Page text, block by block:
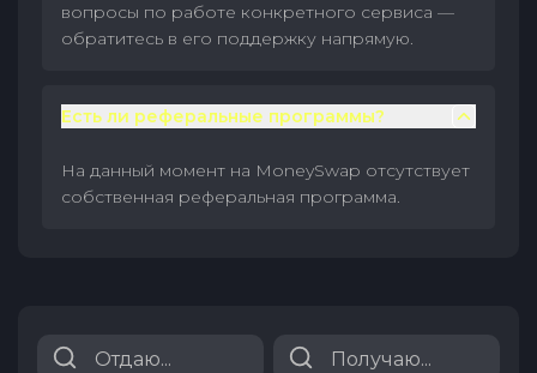
вопросы по работе конкретного сервиса —
обратитесь в его поддержку напрямую.
Есть ли реферальные программы?
На данный момент на MoneySwap отсутствует
собственная реферальная программа.